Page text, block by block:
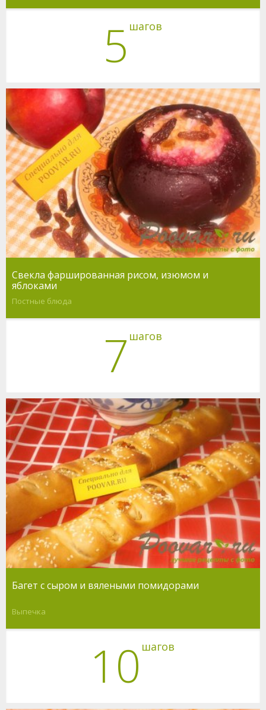
5 шагов
Свекла фаршированная рисом, изюмом и
яблоками
Постные блюда
7 шагов
Багет с сыром и вялеными помидорами
Выпечка
10 шагов